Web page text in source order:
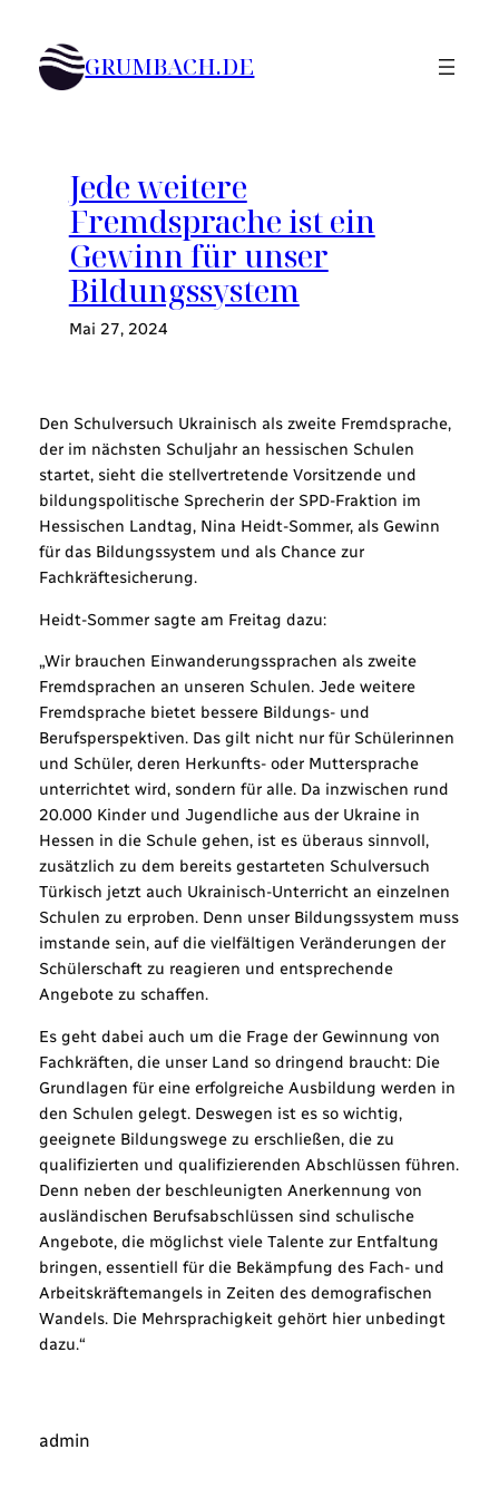
Inhalt
springen GRUMBACH.DE
Jede weitere
Fremdsprache ist ein
Gewinn für unser
Bildungssystem
Mai 27, 2024
Den Schulversuch Ukrainisch als zweite Fremdsprache,
der im nächsten Schuljahr an hessischen Schulen
startet, sieht die stellvertretende Vorsitzende und
bildungspolitische Sprecherin der SPD-Fraktion im
Hessischen Landtag, Nina Heidt-Sommer, als Gewinn
für das Bildungssystem und als Chance zur
Fachkräftesicherung.
Heidt-Sommer sagte am Freitag dazu:
„Wir brauchen Einwanderungssprachen als zweite
Fremdsprachen an unseren Schulen. Jede weitere
Fremdsprache bietet bessere Bildungs- und
Berufsperspektiven. Das gilt nicht nur für Schülerinnen
und Schüler, deren Herkunfts- oder Muttersprache
unterrichtet wird, sondern für alle. Da inzwischen rund
20.000 Kinder und Jugendliche aus der Ukraine in
Hessen in die Schule gehen, ist es überaus sinnvoll,
zusätzlich zu dem bereits gestarteten Schulversuch
Türkisch jetzt auch Ukrainisch-Unterricht an einzelnen
Schulen zu erproben. Denn unser Bildungssystem muss
imstande sein, auf die vielfältigen Veränderungen der
Schülerschaft zu reagieren und entsprechende
Angebote zu schaffen.
Es geht dabei auch um die Frage der Gewinnung von
Fachkräften, die unser Land so dringend braucht: Die
Grundlagen für eine erfolgreiche Ausbildung werden in
den Schulen gelegt. Deswegen ist es so wichtig,
geeignete Bildungswege zu erschließen, die zu
qualifizierten und qualifizierenden Abschlüssen führen.
Denn neben der beschleunigten Anerkennung von
ausländischen Berufsabschlüssen sind schulische
Angebote, die möglichst viele Talente zur Entfaltung
bringen, essentiell für die Bekämpfung des Fach- und
Arbeitskräftemangels in Zeiten des demografischen
Wandels. Die Mehrsprachigkeit gehört hier unbedingt
dazu.“
admin